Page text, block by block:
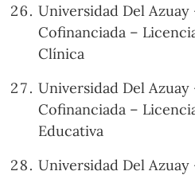
Universidad Del
Cofinanciada –
Clínica
Universidad Del
Cofinanciada –
Educativa
Universidad Del